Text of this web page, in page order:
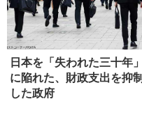
日本を「失われた三十年」
に陥れた、財政支出を抑制
した政府